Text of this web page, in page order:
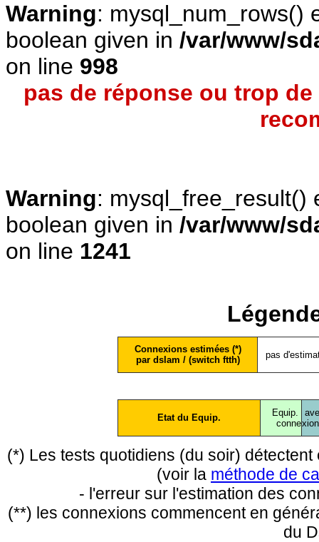
Warning: mysql_num_rows()
boolean given in /var/www/
on line 998
pas de réponse ou trop
Warning: mysql_free_result()
boolean given in /var/www/
on line 1241
Connexions estimées (*)
par dslam / (switch ftth)
pas
Etat du Equip.
Equip.
conne
(*) Les tests quotidiens (du soir)
(voir la méthode de
- l'erreur sur l'estimation des
(**) les connexions commencent en
du